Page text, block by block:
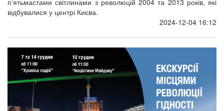
п’ятьмастами світлинами з революцій 2004 та 2013 років, які
відбувалися у центрі Києва.
2024-12-04 16:12